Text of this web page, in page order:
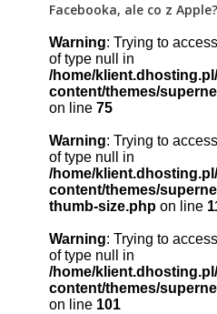
Facebooka, ale co z Apple?